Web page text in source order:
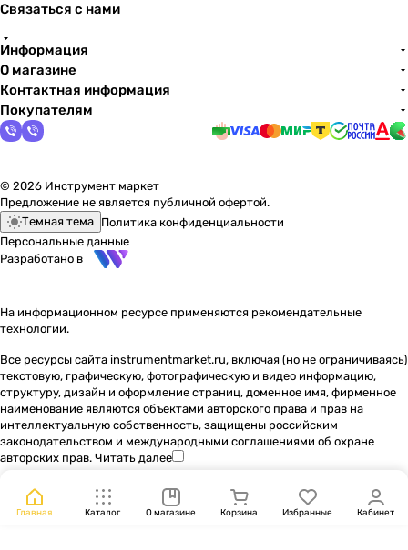
Связаться с нами
Информация
О магазине
Контактная информация
Покупателям
© 2026 Инструмент маркет
Предложение не является публичной офертой.
Темная тема Политика конфиденциальности
Персональные данные
Разработано в
На информационном ресурсе применяются рекомендательные
технологии.
Все ресурсы сайта instrumentmarket.ru, включая (но не ограничиваясь)
текстовую, графическую, фотографическую и видео информацию,
структуру, дизайн и оформление страниц, доменное имя, фирменное
наименование являются объектами авторского права и прав на
интеллектуальную собственность, защищены российским
законодательством и международными соглашениями об охране
авторских прав. Читать далее
Главная Каталог О магазине Корзина Избранные Кабинет